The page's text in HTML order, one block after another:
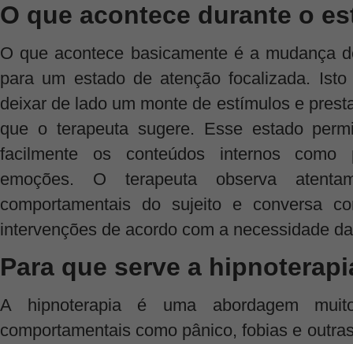
O que acontece durante o
O que acontece basicamente é a mudança
para um estado de atenção focalizada.
deixar de lado um monte de estímulos e
que o terapeuta sugere. Esse estado
facilmente os conteúdos internos como
emoções. O terapeuta observa
comportamentais do sujeito e conversa
intervenções de acordo com a necessidade
Para que serve a
A hipnoterapia é uma abordagem
comportamentais como pânico, fobias e